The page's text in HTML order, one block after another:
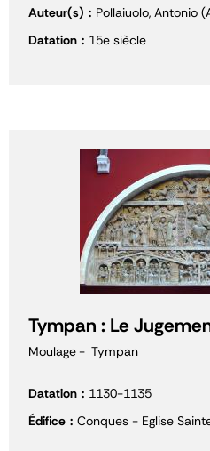
Auteur(s)
Pollaiuolo, Antonio
Datation
15e siècle
Tympan : Le
Moulage Tympan
Datation
1130-1135
Édifice
Conques - Eglise